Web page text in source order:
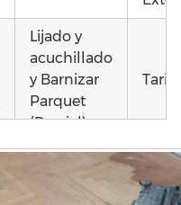
Lijado y
acuchillado
y Barnizar
Parquet
(Parcial)
parquet o